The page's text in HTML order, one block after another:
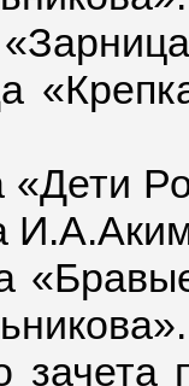
«Дети
зачета